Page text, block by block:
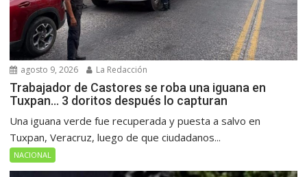
agosto 9, 2026 La Redacción
Trabajador de Castores se roba una iguana en
Tuxpan… 3 doritos después lo capturan
Una iguana verde fue recuperada y puesta a salvo en
Tuxpan, Veracruz, luego de que ciudadanos...
NACIONAL